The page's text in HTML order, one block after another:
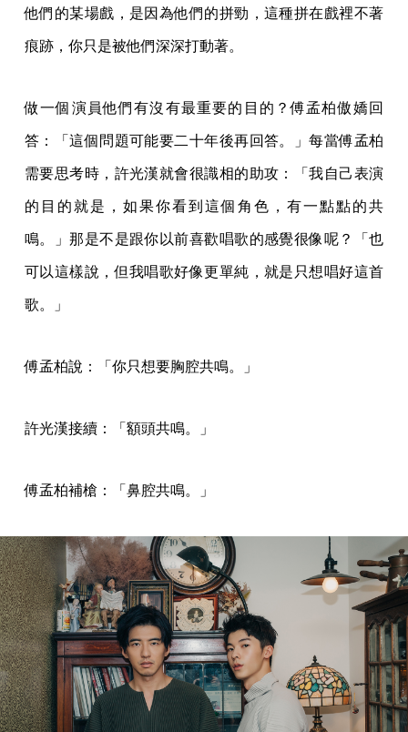
他們的某場戲，是因為他們的拼勁，這種拼在戲裡不著
痕跡，你只是被他們深深打動著。
做一個演員他們有沒有最重要的目的？傅孟柏傲嬌回
答：「這個問題可能要二十年後再回答。」每當傅孟柏
需要思考時，許光漢就會很識相的助攻：「我自己表演
的目的就是，如果你看到這個角色，有一點點的共
鳴。」那是不是跟你以前喜歡唱歌的感覺很像呢？「也
可以這樣說，但我唱歌好像更單純，就是只想唱好這首
歌。」
傅孟柏說：「你只想要胸腔共鳴。」
許光漢接續：「額頭共鳴。」
傅孟柏補槍：「鼻腔共鳴。」